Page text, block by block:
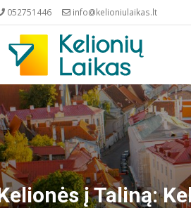
052751446 info@kelioniulaikas.lt
į Taliną: